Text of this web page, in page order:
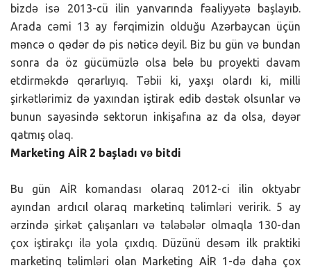
bizdə isə 2013-cü ilin yanvarında fəaliyyətə başlayıb.
Arada cəmi 13 ay fərqimizin olduğu Azərbaycan üçün
məncə o qədər də pis nəticə deyil. Biz bu gün və bundan
sonra da öz gücümüzlə olsa belə bu proyekti davam
etdirməkdə qərarlıyıq. Təbii ki, yaxşı olardı ki, milli
şirkətlərimiz də yaxından iştirak edib dəstək olsunlar və
bunun sayəsində sektorun inkişafına az da olsa, dəyər
qatmış olaq.
Marketing AİR 2 başladı və bitdi
Bu gün AİR komandası olaraq 2012-ci ilin oktyabr
ayından ardıcıl olaraq marketinq təlimləri veririk. 5 ay
ərzində şirkət çalışanları və tələbələr olmaqla 130-dan
çox iştirakçı ilə yola çıxdıq. Düzünü desəm ilk praktiki
marketinq təlimləri olan Marketing AİR 1-də daha çox